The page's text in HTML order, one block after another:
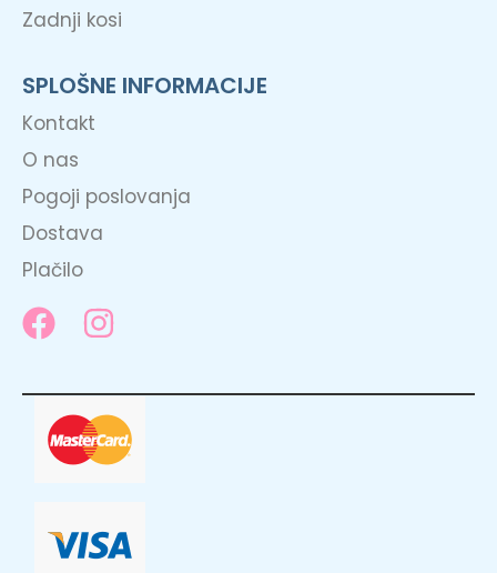
Zadnji kosi
SPLOŠNE INFORMACIJE
Kontakt
O nas
Pogoji poslovanja
Dostava
Plačilo